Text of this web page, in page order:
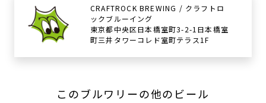
CRAFTROCK BREWING / クラフトロ
ックブルーイング
東京都中央区日本橋室町3-2-1日本橋室
町三井タワーコレド室町テラス1F
このブルワリーの他のビール